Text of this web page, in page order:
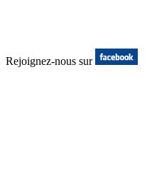
Rejoignez-nous sur